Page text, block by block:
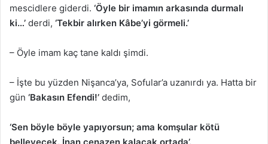
mescidlere giderdi. ‘Öyle bir imamın arkasında durmalı
ki…’ derdi, ‘Tekbir alırken Kâbe’yi görmeli.’
– Öyle imam kaç tane kaldı şimdi.
– İşte bu yüzden Nişanca’ya, Sofular’a uzanırdı ya. Hatta bir
gün ‘Bakasın Efendi!’ dedim,
‘Sen böyle böyle yapıyorsun; ama komşular kötü